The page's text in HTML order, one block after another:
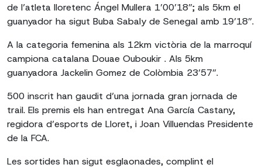
de l’atleta lloretenc Ángel Mullera 1’00’18”; als 5km el
guanyador ha sigut Buba Sabaly de Senegal amb 19’18”.
A la categoria femenina als 12km victòria de la marroquí
campiona catalana Douae Ouboukir . Als 5km
guanyadora Jackelin Gomez de Colòmbia 23’57”.
500 inscrit han gaudit d’una jornada gran jornada de
trail. Els premis els han entregat Ana García Castany,
regidora d’esports de Lloret, i Joan Villuendas Presidente
de la FCA.
Les sortides han sigut esglaonades, complint el